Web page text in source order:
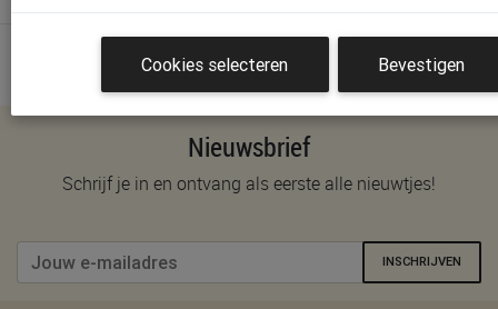
Nieuwsbrief
Schrijf je in en ontvang als eerste alle nieuwtjes!
INSCHRIJVEN
Cookies selecteren Bevestigen